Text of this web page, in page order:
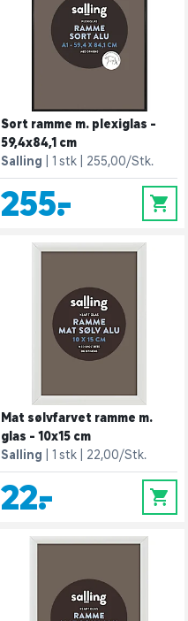
Sort ramme m. plexiglas -
59,4x84,1 cm
Salling
1 stk 255,00/Stk.
255,- 0
Mat sølvfarvet ramme m.
glas - 10x15 cm
Salling
1 stk 22,00/Stk.
22,- 0